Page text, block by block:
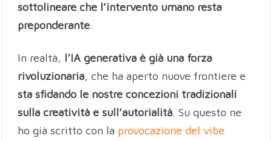
sottolineare che l’intervento umano resta
preponderante.
In realtà, l’IA generativa è già una forza
rivoluzionaria, che ha aperto nuove frontiere e
sta sfidando le nostre concezioni tradizionali
sulla creatività e sull’autorialità. Su questo ne
ho già scritto con la provocazione del vibe